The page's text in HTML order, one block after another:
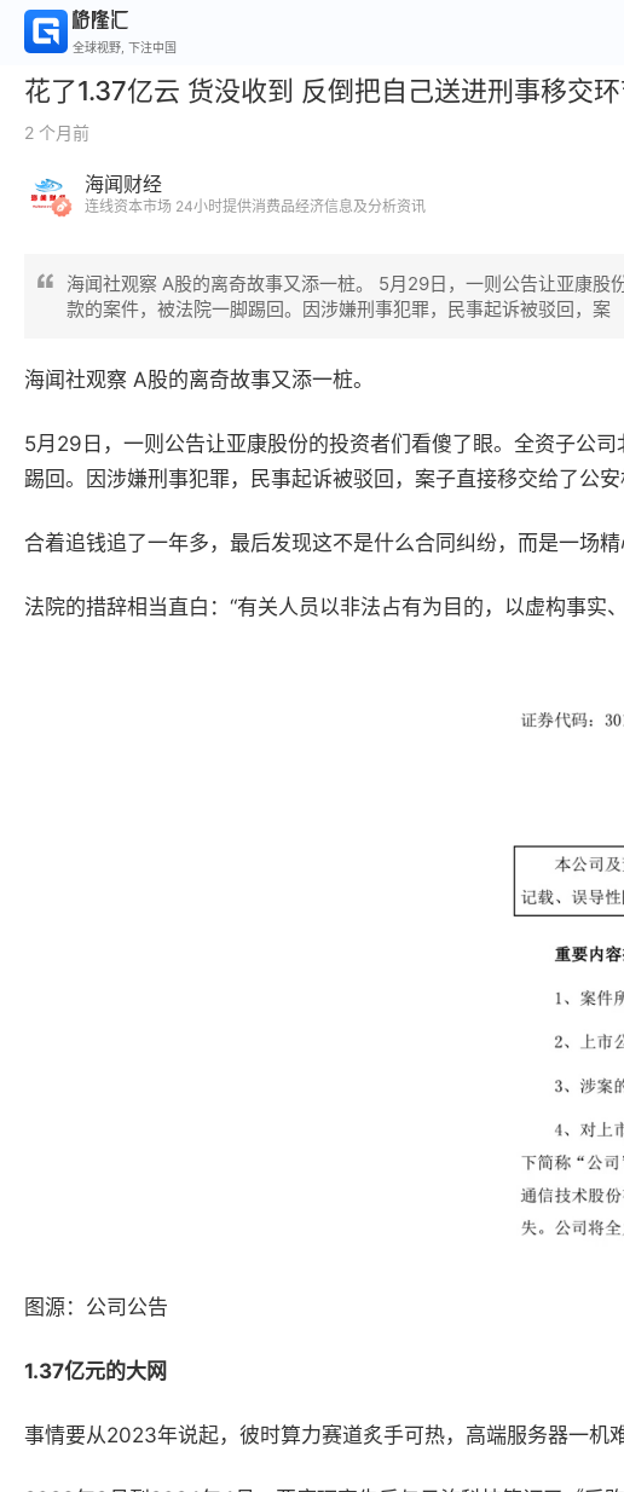
全球视野, 下注中国
花了1.37亿云 货没收到 反倒把自己送进刑事移交环
2 个月前
海闻财经
连线资本市场 24小时提供消费品经济信息及分析资讯
海闻社观察 A股的离奇故事又添一桩。 5月29日，一则公告让亚康
款的案件，被法院一脚踢回。因涉嫌刑事犯罪，民事起诉被驳回，案
海闻社观察 A股的离奇故事又添一桩。
5月 29 日，一则公告让亚康股份的投资者们 看傻了眼。全资子公司
踢回。因涉嫌刑事犯罪，民事起诉被驳回，案子直接移交给了公安
合着追钱追了一年多，最后发现这不是什么合同纠纷，而是一场精
法院的措辞相当直白： “有关人员以非法占有为目的，以虚构事实
图源：公司公告
1.37亿元的大网
事情要从2023年说起，彼时算力赛道炙手可热，高端服务器一机